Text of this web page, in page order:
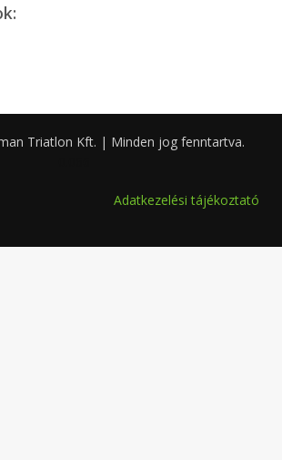
Triatlon Kft. | Minden jog fenntartva.
Adatkezelési tájékoztató